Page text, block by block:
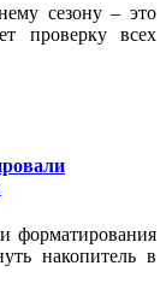
сезону – это
проверку всех
форматирования
накопитель в